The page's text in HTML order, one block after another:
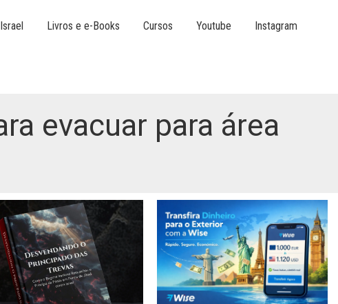
Livros e e-Books Cursos Youtube Instagram
evacuar para área